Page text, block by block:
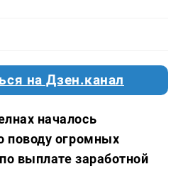
на Дзен.канал
началось
поводу огромных
выплате заработной